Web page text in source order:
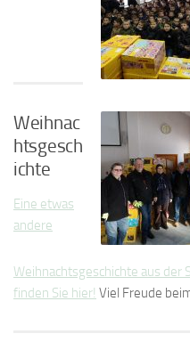
Weihnac
htsgesch
ichte
Eine etwas
andere
Weihnachtsgeschichte aus der
finden Sie hier! Viel Freude